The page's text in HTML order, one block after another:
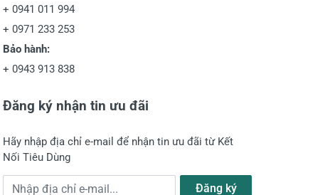
+ 0941 011 994
+ 0971 233 253
Bảo hành:
+ 0943 913 838
Đăng ký nhận tin ưu đãi
Hãy nhập địa chỉ e-mail để nhận tin ưu đãi từ Kết
Nối Tiêu Dùng
Địa chỉ e-mail Đăng ký